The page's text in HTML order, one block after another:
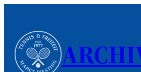
springen